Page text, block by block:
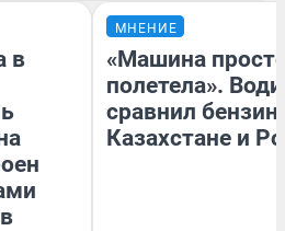
в
МНЕНИЕ
«Машина
полетела».
сравнил бензин
Казахстане и